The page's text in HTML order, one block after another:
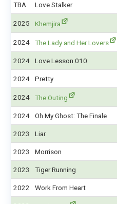
TBA Love Stalker
2025 Khemjira
2024 The Lady and Her Lovers
2024 Love Lesson 010
2024 Pretty
2024 The Outing
2024 Oh My Ghost: The Finale
2023 Liar
2023 Morrison
2023 Tiger Running
2022 Work From Heart